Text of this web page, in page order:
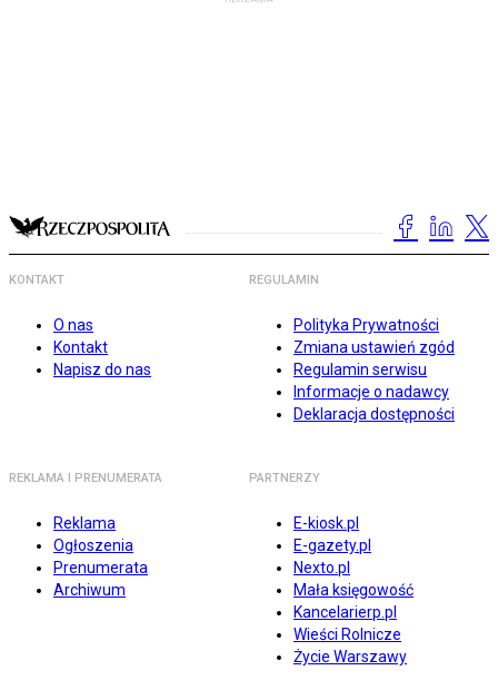
KONTAKT
O nas
Kontakt
Napisz do nas
REGULAMIN
Polityka Prywatności
Zmiana ustawień zgód
Regulamin serwisu
Informacje o nadawcy
Deklaracja dostępności
REKLAMA I PRENUMERATA
Reklama
Ogłoszenia
Prenumerata
Archiwum
PARTNERZY
E-kiosk.pl
E-gazety.pl
Nexto.pl
Mała księgowość
Kancelarierp.pl
Wieści Rolnicze
Życie Warszawy